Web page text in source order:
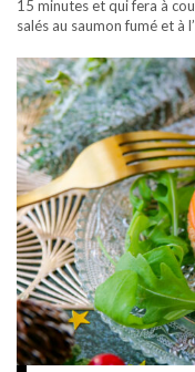
15 minutes et qui fera à
salés au saumon fumé et à